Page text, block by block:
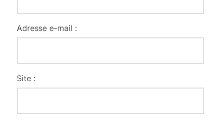
Adresse e-mail :
Site :